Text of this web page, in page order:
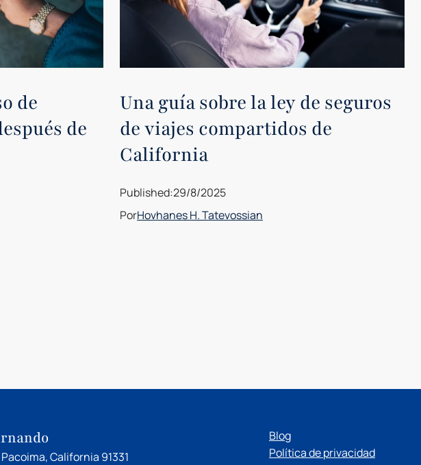
de
de
Una guía sobre la ley de seguros
de viajes compartidos de
California
Published:29/8/2025
PorHovhanes H. Tatevossian
California 91331
Blog
Política de privacidad